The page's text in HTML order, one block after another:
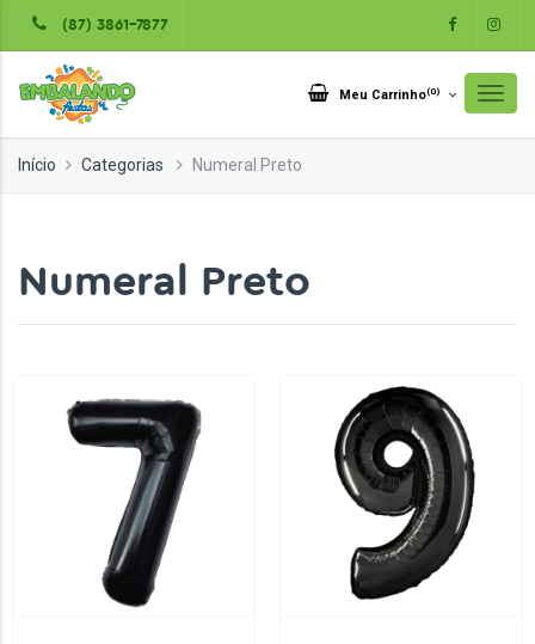
(87) 3861-7877
Meu Carrinho(0)
Início Categorias Numeral Preto
Numeral Preto